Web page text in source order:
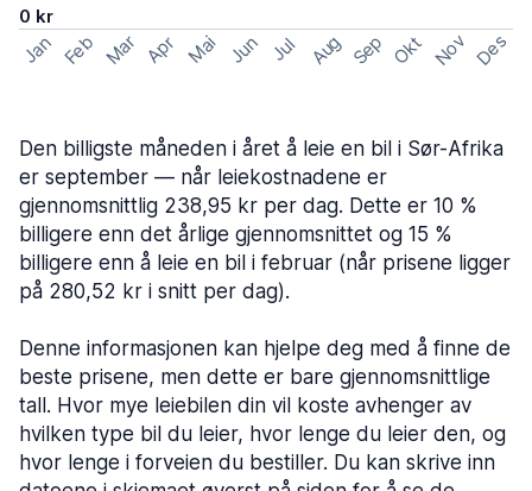
0 kr
Jan Feb Mar Apr Mai Jun Jul Aug Sep Okt Nov Des
Den billigste måneden i året å leie en bil i Sør-Afrika
er september — når leiekostnadene er
gjennomsnittlig 238,95 kr per dag. Dette er 10 %
billigere enn det årlige gjennomsnittet og 15 %
billigere enn å leie en bil i februar (når prisene ligger
på 280,52 kr i snitt per dag).
Denne informasjonen kan hjelpe deg med å finne de
beste prisene, men dette er bare gjennomsnittlige
tall. Hvor mye leiebilen din vil koste avhenger av
hvilken type bil du leier, hvor lenge du leier den, og
hvor lenge i forveien du bestiller. Du kan skrive inn